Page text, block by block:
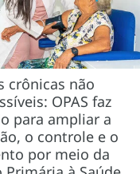
crônicas não
OPAS faz
para ampliar a
o controle e o
por meio da